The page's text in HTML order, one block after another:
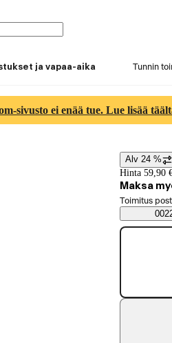
ja vapaa-aika Tunnin
sivusto ei enää tue. Lue lisää
Alv 24 %
Hinta 59,90
Maksa
Valitse
Toimitus